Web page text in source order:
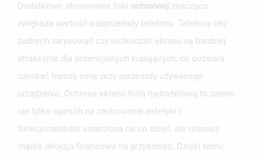
Dodatkowo stosowanie folii ochronnej znacząco
zwiększa wartość odsprzedaży telefonu. Telefony bez
żadnych zarysowań czy uszkodzeń ekranu są bardziej
atrakcyjne dla potencjalnych kupujących, co pozwala
uzyskać lepszą cenę przy sprzedaży używanego
urządzenia. Ochrona ekranu folią hydrożelową to zatem
nie tylko sposób na zachowanie estetyki i
funkcjonalności smartfona na co dzień, ale również
mądra decyzja finansowa na przyszłość. Dzięki temu